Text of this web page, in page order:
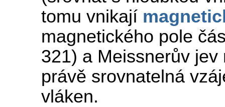
tomu vnikají
magnetického pole
321) a Meissnerův
právě srovnatelná
vláken.